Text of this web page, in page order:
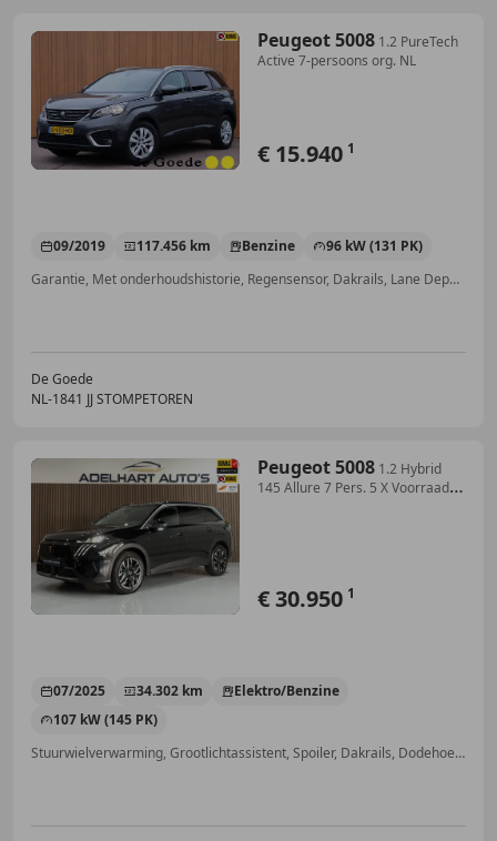
Peugeot 5008 1.2 PureTech
Active 7-persoons org. NL
€ 15.940 1
09/2019 117.456 km Benzine
96 kW (131 PK)
Garantie, Met onderhoudshistorie, Regensensor, Dakrails, Lane Departure Warning Systeem, Lichtmetalen velgen, Startonderbreker, LED verlichting
De Goede
NL-1841 JJ STOMPETOREN
Peugeot 5008 1.2 Hybrid
145 Allure 7 Pers. 5 X Voorraad
€ 30.950 1
07/2025 34.302 km
Elektro/Benzine
107 kW (145 PK)
Stuurwielverwarming, Grootlichtassistent, Spoiler, Dakrails, Dodehoekdetectie, Alarm, Startonderbreker, Stoelverwarming